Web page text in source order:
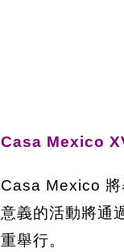
Casa Mexico
Casa Mexico 將
意義的活動將通
重舉行。